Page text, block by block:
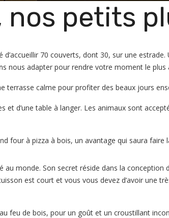
nos petits
70 couverts, dont 30, sur une
nous adapter pour rendre votre moment le plus
terrasse calme pour profiter des beaux jours
et d’une table à langer. Les animaux sont
four à pizza à bois, un avantage qui saura faire
au monde. Son secret réside dans la
est court et vous vous devez d’avoir une
feu de bois, pour un goût et un croustillant